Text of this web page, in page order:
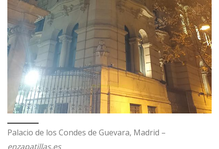
Palacio de los Condes de Guevara, Madrid –
enzapatillas.es